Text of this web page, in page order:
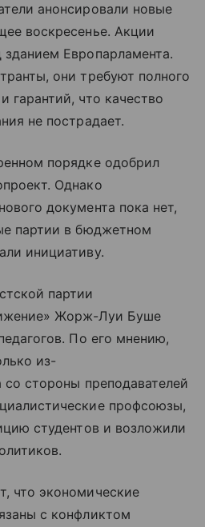
анонсировали новые
воскресенье. Акции
Европарламента.
они требуют полного
гарантий, что качество
не пострадает.
порядке одобрил
Однако
документа пока нет,
партии в бюджетном
инициативу.
партии
Жорж-Луи Буше
По его мнению,
из-
со стороны преподавателей
профсоюзы,
студентов и возложили
что экономические
с конфликтом